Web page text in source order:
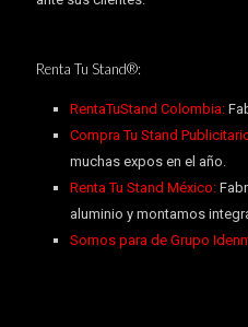
Renta Tu Stand®:
RentaTuStand Colombia:
Compra Tu Stand
muchas expos en el año.
Renta Tu Stand México:
aluminio y montamos
Somos para de Grupo